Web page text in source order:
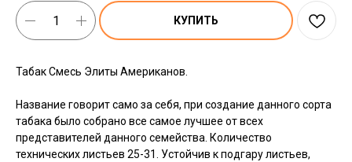
КУПИТЬ
Табак Смесь Элиты Американов.
Название говорит само за себя, при создание данного сорта
табака было собрано все самое лучшее от всех
представителей данного семейства. Количество
технических листьев 25-31. Устойчив к подгару листьев,